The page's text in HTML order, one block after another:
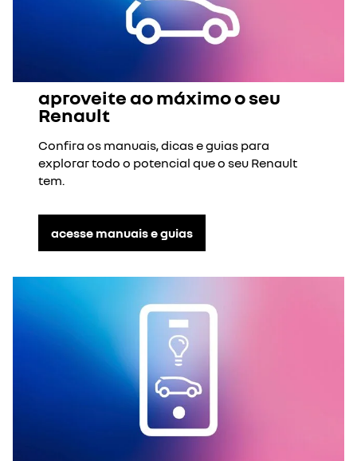
aproveite ao máximo o seu
Renault
Confira os manuais, dicas e guias para
explorar todo o potencial que o seu Renault
tem.
acesse manuais e guias